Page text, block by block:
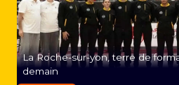
La Roche-sur-yon, terre de
demain